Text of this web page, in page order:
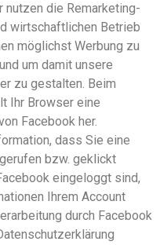
nutzen die Remarketing-
wirtschaftlichen Betrieb
möglichst Werbung zu
um damit unsere
zu gestalten. Beim
Ihr Browser eine
Facebook her.
dass Sie eine
bzw. geklickt
eingeloggt sind,
Ihrem Account
durch Facebook